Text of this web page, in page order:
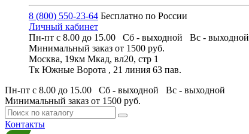
8 (800) 550-23-64 Бесплатно по России
Личный кабинет
Пн-пт с 8.00 до 15.00 Сб - выходной Вс - выходной
Минимальный заказ от 1500 руб.
Москва, 19км Мкад, вл20, стр 1
Тк Южные Ворота , 21 линия 63 пав.
Пн-пт с 8.00 до 15.00 Сб - выходной Вс - выходной
Минимальный заказ от 1500 руб.
Контакты